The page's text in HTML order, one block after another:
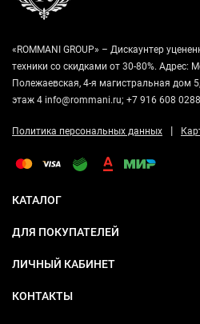
«ROMMANI GROUP» – Дискаунтер
техники со скидками от 30-80%. Адрес:
Полежаевская, 4-я магистральная дом
этаж 4 info@rommani.ru; +7 916 608
Политика персональных данных |
КАТАЛОГ
ДЛЯ ПОКУПАТЕЛЕЙ
ЛИЧНЫЙ КАБИНЕТ
КОНТАКТЫ